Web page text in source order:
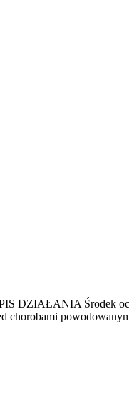
DZIAŁANIA Środek
chorobami